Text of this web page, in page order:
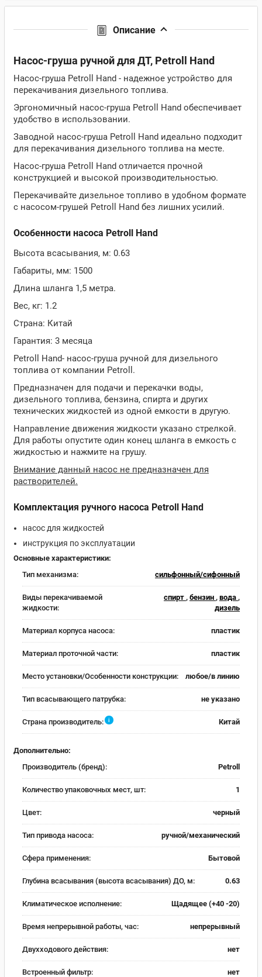
Описание
Насос-груша ручной для ДТ, Petroll Hand
Насос-груша Petroll Hand - надежное устройство для
перекачивания дизельного топлива.
Эргономичный насос-груша Petroll Hand обеспечивает
удобство в использовании.
Заводной насос-груша Petroll Hand идеально подходит
для перекачивания дизельного топлива на месте.
Насос-груша Petroll Hand отличается прочной
конструкцией и высокой производительностью.
Перекачивайте дизельное топливо в удобном формате
с насосом-грушей Petroll Hand без лишних усилий.
Особенности насоса Petroll Hand
Высота всасывания, м: 0.63
Габариты, мм: 1500
Длина шланга 1,5 метра.
Вес, кг: 1.2
Страна: Китай
Гарантия: 3 месяца
Petroll Hand- насос-груша ручной для дизельного
топлива от компании Petroll.
Предназначен для подачи и перекачки воды,
дизельного топлива, бензина, спирта и других
технических жидкостей из одной емкости в другую.
Направление движения жидкости указано стрелкой.
Для работы опустите один конец шланга в емкость с
жидкостью и нажмите на грушу.
Внимание данный насос не предназначен для
растворителей.
Комплектация ручного насоса Petroll Hand
насос для жидкостей
инструкция по эксплуатации
Основные характеристики:
Тип механизма:
сильфонный/сифонный
Виды перекачиваемой
жидкости:
спирт , бензин , вода ,
дизель
Материал корпуса насоса: пластик
Материал проточной части: пластик
Место установки/Особенности конструкции: любое/в линию
Тип всасывающего патрубка: не указано
Страна производитель: i Китай
Дополнительно:
Производитель (бренд):
Petroll
Количество упаковочных мест, шт: 1
Цвет: черный
Тип привода насоса: ручной/механический
Сфера применения: Бытовой
Глубина всасывания (высота всасывания) ДО, м: 0.63
Климатическое исполнение: Щадящее (+40 -20)
Время непрерывной работы, час: непрерывный
Двухходового действия: нет
Встроенный фильтр: нет